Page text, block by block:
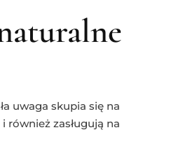
uwaga skupia się na
również zasługują na